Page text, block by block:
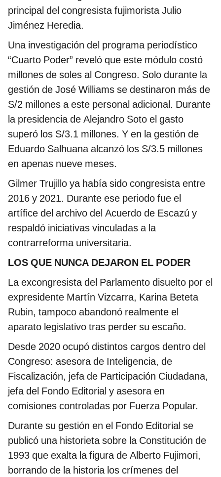
principal del congresista fujimorista Julio
Jiménez Heredia.
Una investigación del programa periodístico
“Cuarto Poder” reveló que este módulo costó
millones de soles al Congreso. Solo durante la
gestión de José Williams se destinaron más de
S/2 millones a este personal adicional. Durante
la presidencia de Alejandro Soto el gasto
superó los S/3.1 millones. Y en la gestión de
Eduardo Salhuana alcanzó los S/3.5 millones
en apenas nueve meses.
Gilmer Trujillo ya había sido congresista entre
2016 y 2021. Durante ese periodo fue el
artífice del archivo del Acuerdo de Escazú y
respaldó iniciativas vinculadas a la
contrarreforma universitaria.
LOS QUE NUNCA DEJARON EL PODER
La excongresista del Parlamento disuelto por el
expresidente Martín Vizcarra, Karina Beteta
Rubin, tampoco abandonó realmente el
aparato legislativo tras perder su escaño.
Desde 2020 ocupó distintos cargos dentro del
Congreso: asesora de Inteligencia, de
Fiscalización, jefa de Participación Ciudadana,
jefa del Fondo Editorial y asesora en
comisiones controladas por Fuerza Popular.
Durante su gestión en el Fondo Editorial se
publicó una historieta sobre la Constitución de
1993 que exalta la figura de Alberto Fujimori,
borrando de la historia los crímenes del